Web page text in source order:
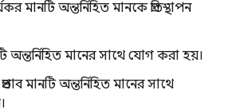
মানটি অন্তর্নিহিত মানকে প্রতিস্থাপন
অন্তর্নিহিত মানের সাথে যোগ করা হয়।
মানটি অন্তর্নিহিত মানের সাথে